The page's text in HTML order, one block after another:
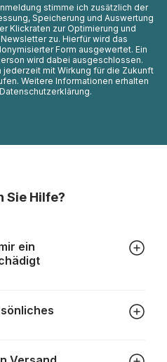
stimme ich zusätzlich der
Speicherung und Auswertung
Klickraten zur Optimierung und
zu. Hierfür wird das
Form ausgewertet. Ein
wird dabei ausgeschlossen.
jederzeit mit Wirkung für die Zukunft
Weitere Informationen erhalten
Sie Hilfe?
ein
dass Teile beschädigt
solchen Fällen gehen
fehlen.html